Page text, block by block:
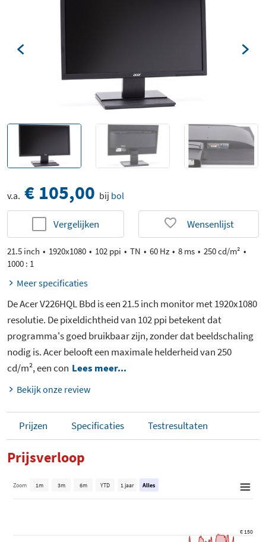
v.a. € 105,00 bij bol
Vergelijken Wensenlijst
21.5 inch 1920x1080 102 ppi TN 60 Hz 8 ms
250 cd/m²
1000 : 1
Meer specificaties
De Acer V226HQL Bbd is een 21.5 inch monitor met 1920x1080
resolutie. De pixeldichtheid van 102 ppi betekent dat
programma's goed bruikbaar zijn, zonder dat beeldschaling
nodig is. Acer belooft een maximale helderheid van 250
cd/m², een con Lees meer...
Bekijk onze review
Prijzen Specificaties Testresultaten
Prijsverloop
€ 150
Zoom 1m 3m 6m YTD 1 jaar Alles